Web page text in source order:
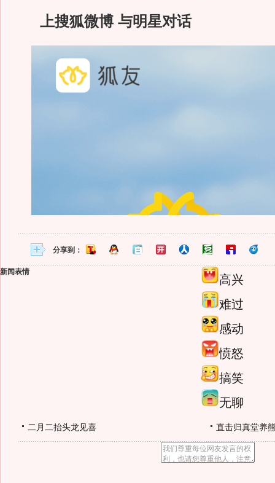
上搜狐微博 与明星对话
分享到：
新闻表情
高兴
难过
感动
愤怒
搞笑
无聊
二月二抬头龙见喜 直击归真堂养